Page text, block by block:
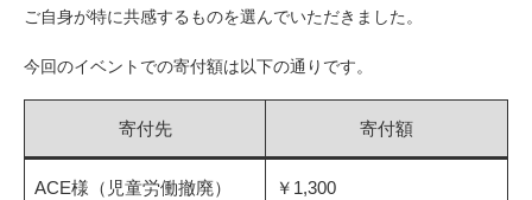
ご自身が特に共感するものを選んでいただきました。
今回のイベントでの寄付額は以下の通りです。
寄付先 寄付額
ACE様（児童労働撤廃） ￥1,300